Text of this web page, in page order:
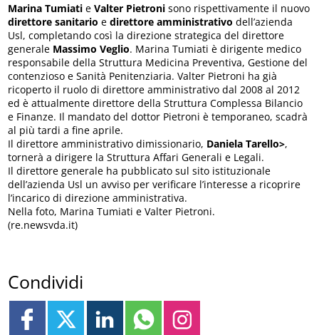
Marina Tumiati eValter Pietroni sono rispettivamente il nuovo
direttore sanitario edirettore amministrativo dell’azienda
Usl, completando così la direzione strategica del direttore
generale Massimo Veglio. Marina Tumiati è dirigente medico
responsabile della Struttura Medicina Preventiva, Gestione del
contenzioso e Sanità Penitenziaria. Valter Pietroni ha già
ricoperto il ruolo di direttore amministrativo dal 2008 al 2012
ed è attualmente direttore della Struttura Complessa Bilancio
e Finanze. Il mandato del dottor Pietroni è temporaneo, scadrà
al più tardi a fine aprile.
Il direttore amministrativo dimissionario, Daniela Tarello>,
tornerà a dirigere la Struttura Affari Generali e Legali.
Il direttore generale ha pubblicato sul sito istituzionale
dell’azienda Usl un avviso per verificare l’interesse a ricoprire
l’incarico di direzione amministrativa.
Nella foto, Marina Tumiati e Valter Pietroni.
(re.newsvda.it)
Condividi